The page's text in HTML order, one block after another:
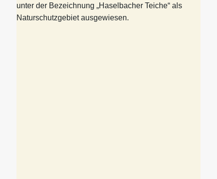
unter der Bezeichnung „Haselbacher Teiche“ als
Naturschutzgebiet ausgewiesen.